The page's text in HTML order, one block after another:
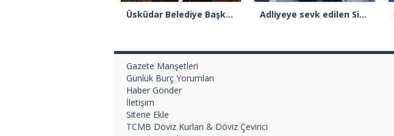
Üsküdar Belediye Başkanı Sinem Dedetaş tutuklandı Adliyeye sevk edilen Sinem Dedetaş’ın ifadesine başlandı
Gazete Manşetleri
Günlük Burç Yorumları
Haber Gönder
İletişim
Sitene Ekle
TCMB Döviz Kurları & Döviz Çevirici